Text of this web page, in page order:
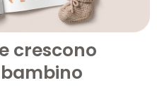
crescono